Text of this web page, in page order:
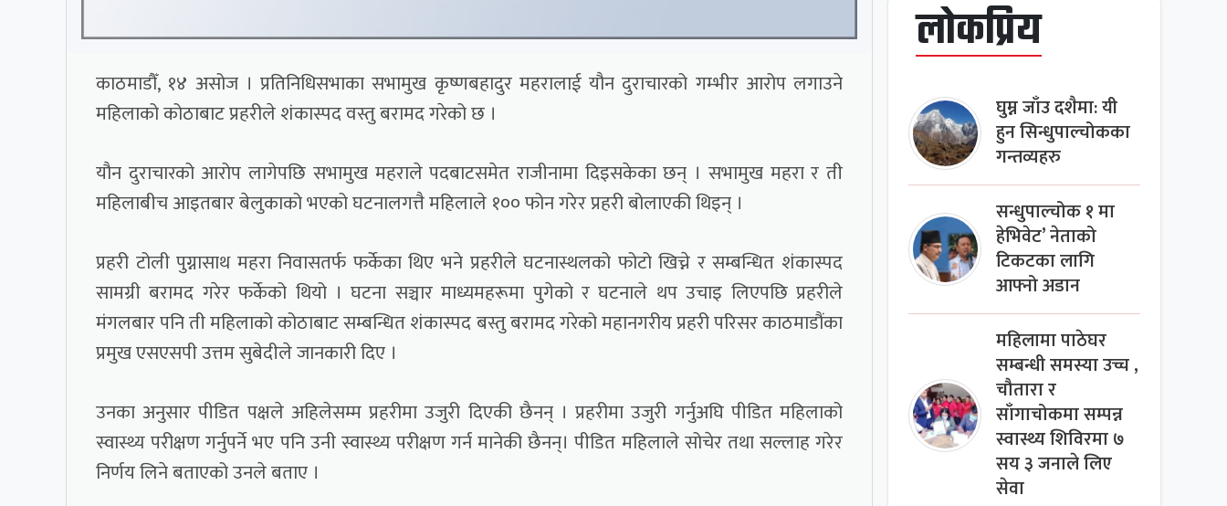
काठमाडौँ, १४ असोज । प्रतिनिधिसभाका सभामुख कृष्णबहादुर महरालाई यौन दुराचारको गम्भीर आरोप लगाउने
महिलाको कोठाबाट प्रहरीले शंकास्पद वस्तु बरामद गरेको छ ।
यौन दुराचारको आरोप लागेपछि सभामुख महराले पदबाटसमेत राजीनामा दिइसकेका छन् । सभामुख महरा र ती
महिलाबीच आइतबार बेलुकाको भएको घटनालगत्तै महिलाले १०० फोन गरेर प्रहरी बोलाएकी थिइन् ।
प्रहरी टोली पुग्नासाथ महरा निवासतर्फ फर्केका थिए भने प्रहरीले घटनास्थलको फोटो खिच्ने र सम्बन्धित शंकास्पद
सामग्री बरामद गरेर फर्केको थियो । घटना सञ्चार माध्यमहरूमा पुगेको र घटनाले थप उचाइ लिएपछि प्रहरीले
मंगलबार पनि ती महिलाको कोठाबाट सम्बन्धित शंकास्पद बस्तु बरामद गरेको महानगरीय प्रहरी परिसर काठमाडौंका
प्रमुख एसएसपी उत्तम सुबेदीले जानकारी दिए ।
उनका अनुसार पीडित पक्षले अहिलेसम्म प्रहरीमा उजुरी दिएकी छैनन् । प्रहरीमा उजुरी गर्नुअघि पीडित महिलाको
स्वास्थ्य परीक्षण गर्नुपर्ने भए पनि उनी स्वास्थ्य परीक्षण गर्न मानेकी छैनन्। पीडित महिलाले सोचेर तथा सल्लाह गरेर
निर्णय लिने बताएको उनले बताए ।
लोकप्रिय
घुम्न जाँउ दशैमा: यी
हुन सिन्धुपाल्चोकका
गन्तव्यहरु
सन्धुपाल्चोक १ मा
हेभिवेट’ नेताको
टिकटका लागि
आफ्नो अडान
महिलामा पाठेघर
सम्बन्धी समस्या उच्च ,
चौतारा र
साँगाचोकमा सम्पन्न
स्वास्थ्य शिविरमा ७
सय ३ जनाले लिए
सेवा